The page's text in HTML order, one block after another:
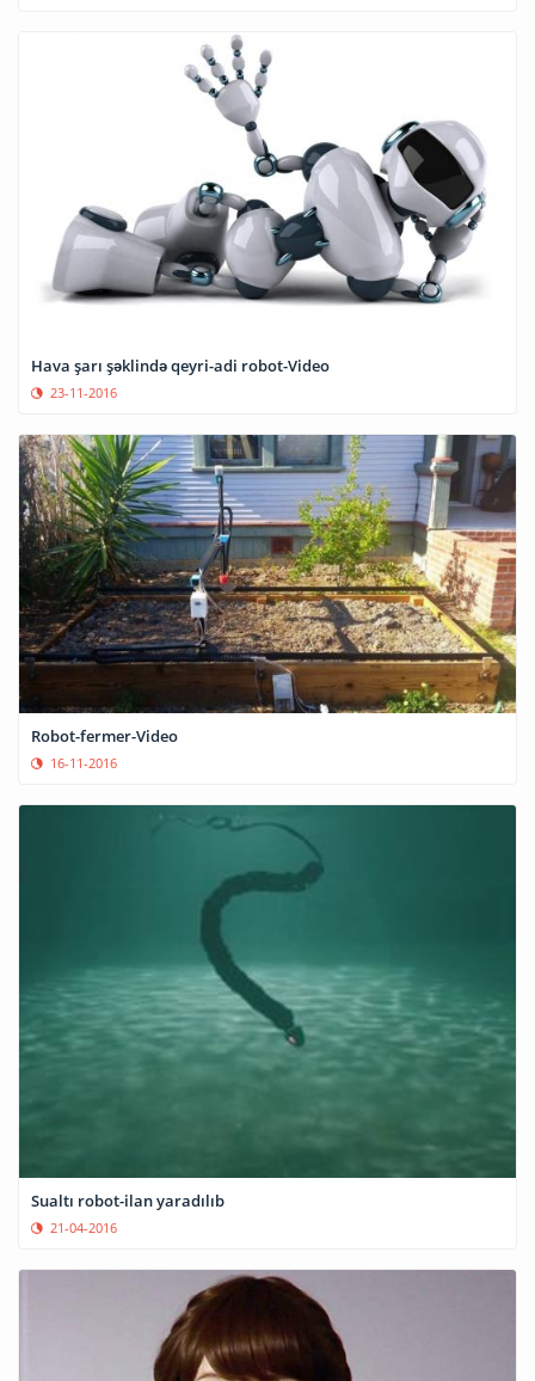
Hava şarı şəklində qeyri-adi robot-Video
23-11-2016
Robot-fermer-Video
16-11-2016
Sualtı robot-ilan yaradılıb
21-04-2016